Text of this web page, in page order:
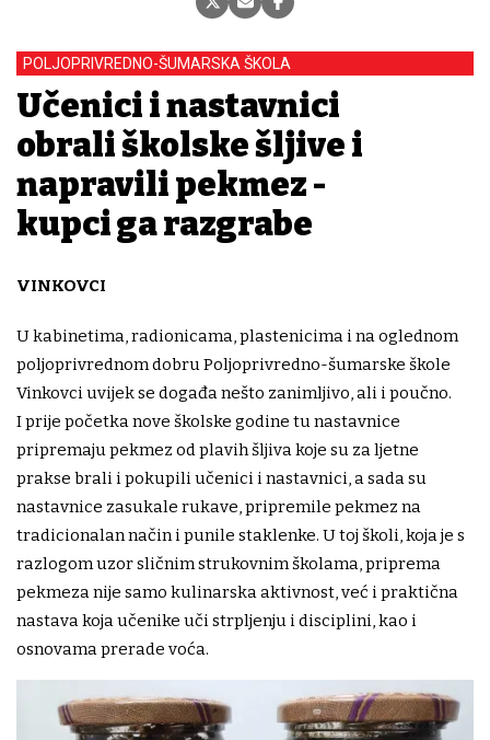
POLJOPRIVREDNO-ŠUMARSKA ŠKOLA
Učenici i nastavnici
obrali školske šljive i
napravili pekmez -
kupci ga razgrabe
VINKOVCI
U kabinetima, radionicama, plastenicima i na oglednom
poljoprivrednom dobruPoljoprivredno-šumarske škole
Vinkovci uvijek se događa nešto zanimljivo, ali i poučno.
I prije početka nove školske godine tu nastavnice
pripremaju pekmez od plavih šljiva koje su za ljetne
prakse brali i pokupili učenici i nastavnici, a sada su
nastavnice zasukale rukave, pripremile pekmez na
tradicionalan način i punile staklenke. U toj školi, koja je s
razlogom uzor sličnim strukovnim školama, priprema
pekmeza nije samo kulinarska aktivnost, već i praktična
nastava koja učenike uči strpljenju i disciplini, kao i
osnovama prerade voća.